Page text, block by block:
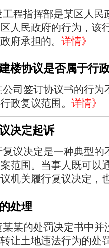
程指挥部是某区人
人民政府的行为，该
府承担的。 详情》
楼协议是否属于行
司签订协议书的行
政复议范围。 详情》
决定起诉
议决定是一种典型
范围。当事人既可以
机关履行复议决定，
处理
某的处罚决定书中
让土地违法行为的处